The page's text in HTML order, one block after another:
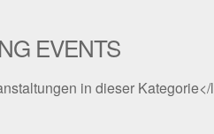
EVENTS
in dieser Kategorie</